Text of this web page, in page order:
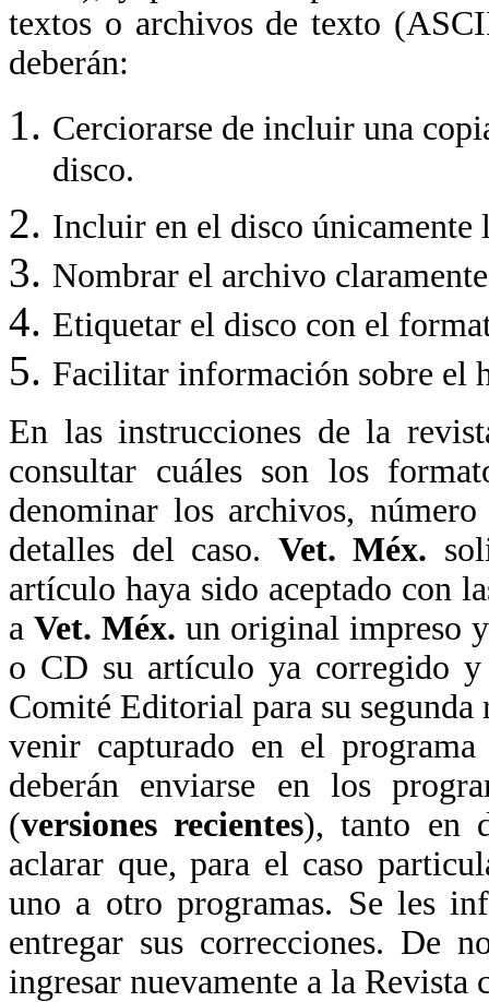
textos o archivos de texto
deberán:
Cerciorarse de incluir una
disco.
Incluir en el disco únicamente
Nombrar el archivo
Etiquetar el disco con el
Facilitar información sobre el
En las instrucciones de la
consultar cuáles son los
denominar los archivos,
detalles del caso. Vet. Méx.
artículo haya sido aceptado con
a Vet. Méx. un original impreso
o CD su artículo ya corregido
Comité Editorial para su
venir capturado en el
deberán enviarse en los
(versiones recientes), tanto en
aclarar que, para el caso
uno a otro programas. Se les
entregar sus correcciones. De
ingresar nuevamente a la Revista